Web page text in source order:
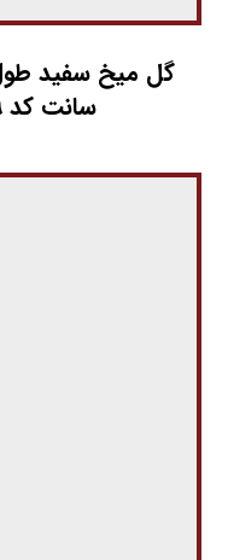
سانت کد GZ19 | بهران انرژی